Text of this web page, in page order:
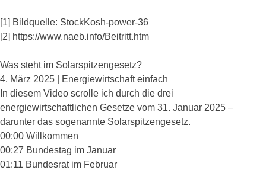
[1] Bildquelle: StockKosh-power-36
[2] https://www.naeb.info/Beitritt.htm
Was steht im Solarspitzengesetz?
4. März 2025 | Energiewirtschaft einfach
In diesem Video scrolle ich durch die drei
energiewirtschaftlichen Gesetze vom 31. Januar 2025 –
darunter das sogenannte Solarspitzengesetz.
00:00 Willkommen
00:27 Bundestag im Januar
01:11 Bundesrat im Februar